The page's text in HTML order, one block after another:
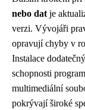
nebo dat je
verzi. Vývojáři
opravují chyby v
Instalace
schopnosti
multimediální
pokrývají široké